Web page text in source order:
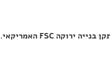
FSC האמריקאי.